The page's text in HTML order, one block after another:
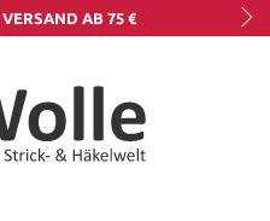
AB 75 €